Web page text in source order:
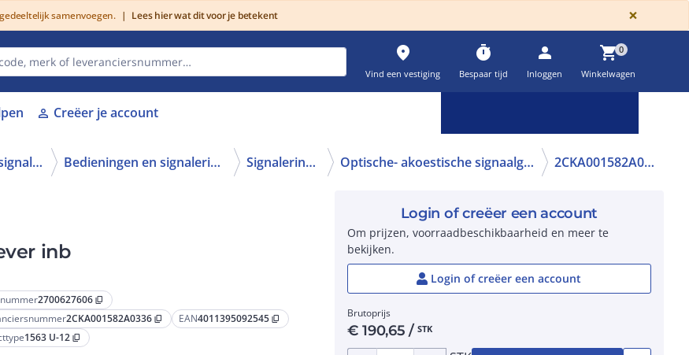
samenvoegen. | Lees hier wat dit voor je betekent ×
place
Vind een vestiging
timer
Bespaar tijd
person
Inloggen
shopping_cart0
Winkelwagen
person Creëer je account
Schakelen, bedienen en signaleren Bedieningen en signaleringen Signaleringen Optische- akoestische signaalgever 2CKA001582A0336
inb
2700627606 content_copy
2CKA001582A0336 content_copy EAN4011395092545 content_copy
1563 U-12 content_copy
Login of creëer een account
Om prijzen, voorraadbeschikbaarheid en meer te
bekijken.
Login of creëer een account
Brutoprijs
€190,65 / STK